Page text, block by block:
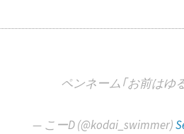
ペンネーム｢お前はゆ
— こーD (@kodai_swimmer)